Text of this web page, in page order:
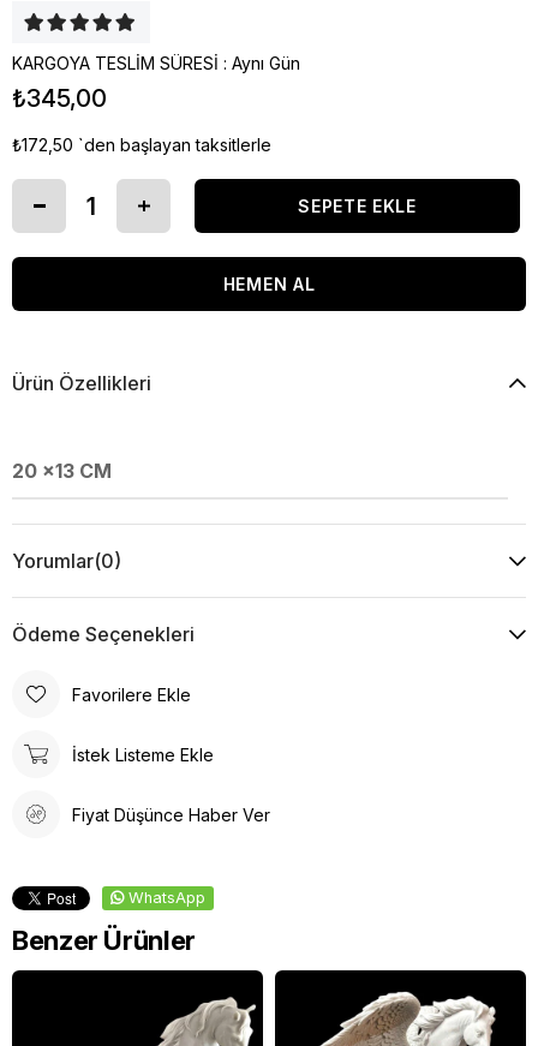
KARGOYA TESLİM SÜRESİ : Aynı Gün
₺345,00
₺172,50 `den başlayan taksitlerle
Ürün Özellikleri
20 x13 CM
Yorumlar(0)
Ödeme Seçenekleri
Favorilere Ekle
İstek Listeme Ekle
Fiyat Düşünce Haber Ver
WhatsApp
Benzer Ürünler